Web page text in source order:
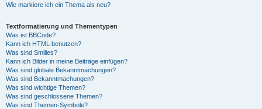
Wie markiere ich ein Thema als neu?
Textformatierung und Thementypen
Was ist BBCode?
Kann ich HTML benutzen?
Was sind Smilies?
Kann ich Bilder in meine Beiträge einfügen?
Was sind globale Bekanntmachungen?
Was sind Bekanntmachungen?
Was sind wichtige Themen?
Was sind geschlossene Themen?
Was sind Themen-Symbole?